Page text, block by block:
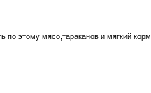
по этому мясо,тараканов и мягкий корм.